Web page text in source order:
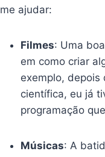
me ajudar:
Filmes: Uma
em como criar
exemplo,
científica, eu já
programação
Músicas: A